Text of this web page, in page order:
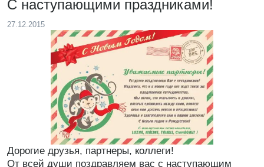
С наступающими праздниками!
27.12.2015
Дорогие друзья, партнеры, коллеги!
От всей души поздравляем вас с наступающим